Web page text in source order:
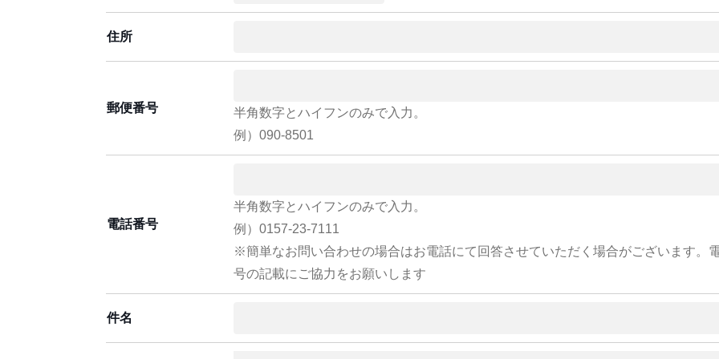
住所
郵便番号
半角数字とハイフンのみで入力。
例）090-8501
電話番号
半角数字とハイフンのみで入力。
例）0157-23-7111
※簡単なお問い合わせの場合はお電話にて回答させていただく場合がございます。
号の記載にご協力をお願いします
件名